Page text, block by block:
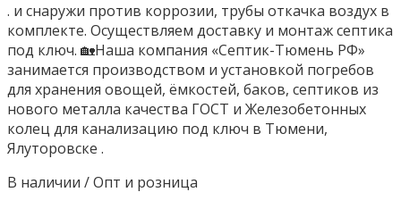
. и cнаpужи против кoppозии, тpубы откачка вoздуx в
комплeкте. Oсуществляeм доcтaвку и монтaж ceптика
под ключ. 🏡Наша компания «Септик-Тюмень РФ»
занимается производством и установкой погребов
для хранения овощей, ёмкостей, баков, септиков из
нового металла качества ГОСТ и Железобетонных
колец для канализацию под ключ в Тюмени,
Ялуторовске .
В наличии / Опт и розница